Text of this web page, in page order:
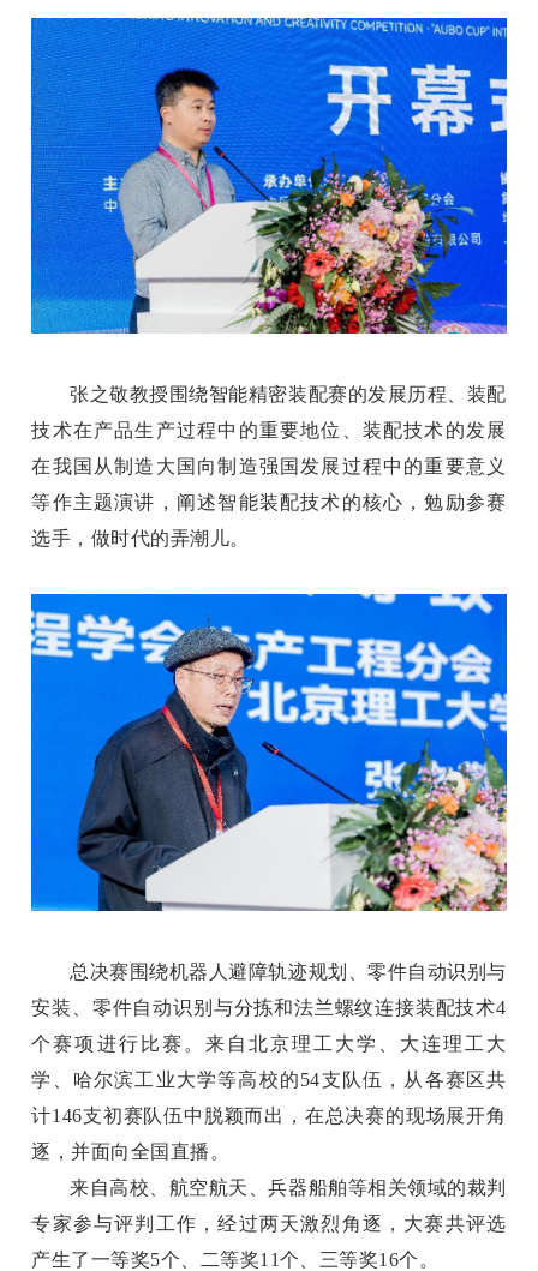
张之敬教授围绕智能精密装配赛的发展历程、装配
技术在产品生产过程中的重要地位、装配技术的发展
在我国从制造大国向制造强国发展过程中的重要意义
等作主题演讲 ， 阐述智能装配技术的核心，勉励参赛
选手，做时代的弄潮儿。
总决赛围绕机器人避障轨迹规划、零件自动识别与
安装、零件自动识别与分拣和法兰螺纹连接装配技术4
个赛项进行比赛。来自北京理工大学、大连理工大
学、哈尔滨工业大学等高校的54支队伍，从各赛区共
计146支初赛队伍中脱颖而出，在总决赛的现场展开角
逐 ，并面向全国直播。
来自高校、航空航天、兵器船舶等相关领域的裁判
专家参与评判工作 ，经过两天激烈角逐，大赛共评选
产生了一等奖5个、二等奖11个、三等奖16个 。